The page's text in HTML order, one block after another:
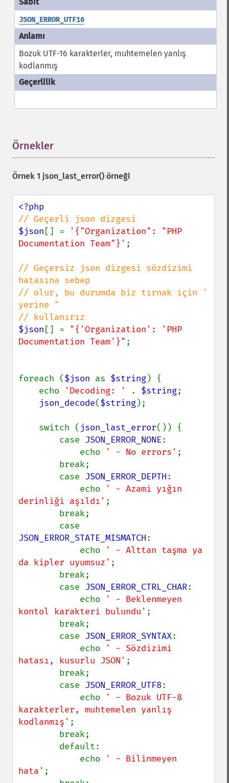
JSON_ERROR_UTF16
Bozuk UTF-16 karakterler, muhtemelen yanlış
kodlanmış
Örnekler
Örnek 1 json_last_error() örneği
$json [] =
'{"Organization": "PHP
Documentation Team"}' ;
// Geçersiz json dizgesi sözdizimi
hatasına sebep
// olur, bu durumda biz tırnak için '
yerine "
$json [] = "{'Organization': 'PHP
Documentation Team'}" ;
foreach ($json as $string) {
    echo
'Decoding: ' . $string;
json_decode($string);
    switch (
json_last_error()) {
        case
JSON_ERROR_NONE:
            echo
' - No errors' ;
        case
JSON_ERROR_DEPTH:
            echo
' - Azami yığın
derinliği aşıldı' ;
JSON_ERROR_STATE_MISMATCH:
            echo
' - Alttan taşma ya
da kipler uyumsuz' ;
        case
JSON_ERROR_CTRL_CHAR:
            echo
' - Beklenmeyen
kontol karakteri bulundu' ;
        case
JSON_ERROR_SYNTAX:
            echo
' - Sözdizimi
hatası, kusurlu JSON' ;
        case
JSON_ERROR_UTF8:
            echo
' - Bozuk UTF-8
karakterler, muhtemelen yanlış
kodlanmış' ;
            echo
' - Bilinmeyen
hata' ;